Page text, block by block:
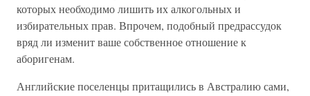
которых необходимо лишить их алкогольных и
избирательных прав. Впрочем, подобный предрассудок
вряд ли изменит ваше собственное отношение к
аборигенам.
Английские поселенцы притащились в Австралию сами,